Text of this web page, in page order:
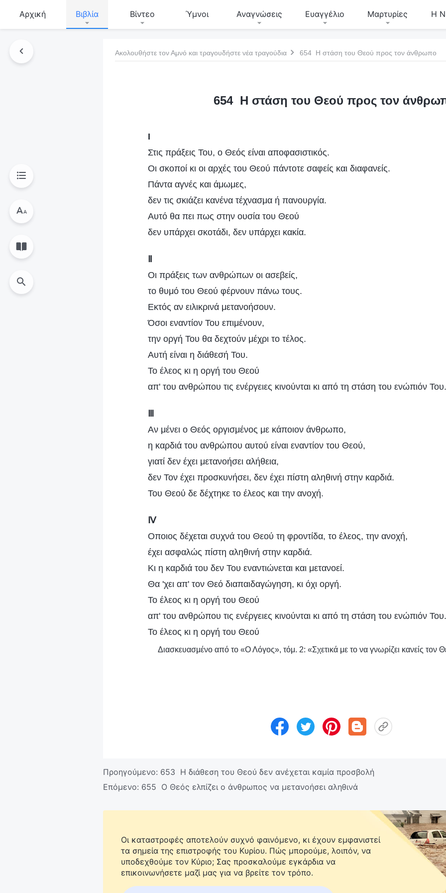
Αρχική Βιβλία Βίντεο Ύμνοι Αναγνώσεις Ευαγγέλιο Μαρτυρίες Η
Ακολουθήστε τον Αμνό και τραγουδήστε νέα τραγούδια 654 Η στάση του Θεού προς τον άνθρωπο
654 Η στάση του Θεού προς τον
Ι
Στις πράξεις Του, ο Θεός είναι αποφασιστικός.
Οι σκοποί κι οι αρχές του Θεού πάντοτε σαφείς και διαφανείς.
Πάντα αγνές και άμωμες,
δεν τις σκιάζει κανένα τέχνασμα ή πανουργία.
Αυτό θα πει πως στην ουσία του Θεού
δεν υπάρχει σκοτάδι, δεν υπάρχει κακία.
Οι πράξεις των ανθρώπων οι ασεβείς,
το θυμό του Θεού φέρνουν πάνω τους.
Εκτός αν ειλικρινά μετανοήσουν.
Όσοι εναντίον Του επιμένουν,
την οργή Του θα δεχτούν μέχρι το τέλος.
Αυτή είναι η διάθεσή Του.
Το έλεος κι η οργή του Θεού
απ' του ανθρώπου τις ενέργειες κινούνται κι από τη στάση του ενώπιόν Του.
Αν μένει ο Θεός οργισμένος με κάποιον άνθρωπο,
η καρδιά του ανθρώπου αυτού είναι εναντίον του Θεού,
γιατί δεν έχει μετανοήσει αλήθεια,
δεν Τον έχει προσκυνήσει, δεν έχει πίστη αληθινή στην καρδιά.
Του Θεού δε δέχτηκε το έλεος και την ανοχή.
Ⅳ
Οποιος δέχεται συχνά του Θεού τη φροντίδα, το έλεος, την ανοχή,
έχει ασφαλώς πίστη αληθινή στην καρδιά.
Κι η καρδιά του δεν Του εναντιώνεται και μετανοεί.
Θα 'χει απ' τον Θεό διαπαιδαγώγηση, κι όχι οργή.
Το έλεος κι η οργή του Θεού
απ' του ανθρώπου τις ενέργειες κινούνται κι από τη στάση του ενώπιόν Του.
Το έλεος κι η οργή του Θεού
Διασκευασμένο από το «Ο Λόγος», τόμ. 2: «Σχετικά με το να γνωρίζει κανείς τον
Προηγούμενο: 653 Η διάθεση του Θεού δεν ανέχεται καμία προσβολή
Επόμενο: 655 Ο Θεός ελπίζει ο άνθρωπος να μετανοήσει αληθινά
Οι καταστροφές αποτελούν συχνό φαινόμενο, κι έχουν εμφανιστεί
τα σημεία της επιστροφής του Κυρίου. Πώς μπορούμε, λοιπόν, να
υποδεχθούμε τον Κύριο; Σας προσκαλούμε εγκάρδια να
επικοινωνήσετε μαζί μας για να βρείτε τον τρόπο.